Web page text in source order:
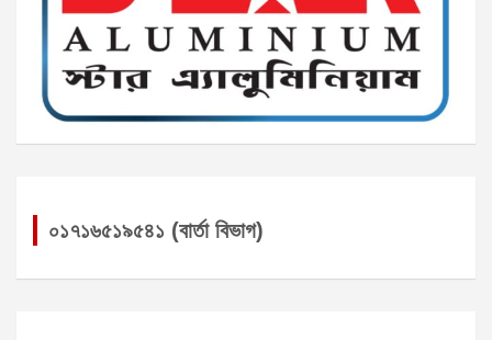
০১৭১৬৫১৯৫৪১ (বার্তা বিভাগ)